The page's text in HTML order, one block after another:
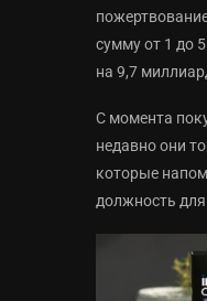
сумму от 1 до
на 9,7
С момента
недавно они
которые
должность